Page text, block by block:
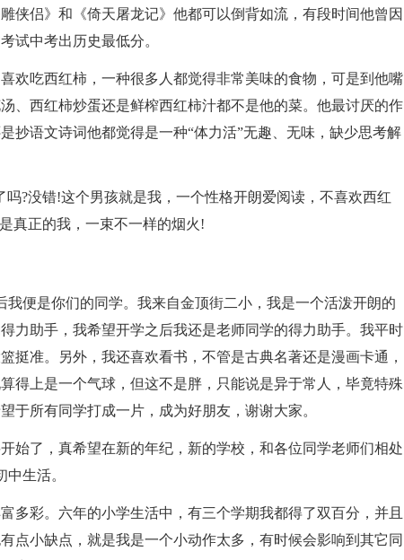
侣》和《倚天屠龙记》他都可以倒背如流，有段时间他曾因
试中考出历史最低分。
欢吃西红柿，一种很多人都觉得非常美味的食物，可是到他嘴
、西红柿炒蛋还是鲜榨西红柿汁都不是他的菜。他最讨厌的作
抄语文诗词他都觉得是一种“体力活”无趣、无味，缺少思考解
?没错!这个男孩就是我，一个性格开朗爱阅读，不喜欢西红
真正的我，一束不一样的烟火!
我便是你们的同学。我来自金顶街二小，我是一个活泼开朗的
力助手，我希望开学之后我还是老师同学的得力助手。我平时
挺准。另外，我还喜欢看书，不管是古典名著还是漫画卡通，
得上是一个气球，但这不是胖，只能说是异于常人，毕竟特殊
于所有同学打成一片，成为好朋友，谢谢大家。
始了，真希望在新的年纪，新的学校，和各位同学老师们相处
生活。
多彩。六年的小学生活中，有三个学期我都得了双百分，并且
点小缺点，就是我是一个小动作太多，有时候会影响到其它同